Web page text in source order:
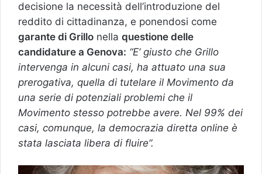
decisione la necessità dell’introduzione del
reddito di cittadinanza, e ponendosi come
garante di Grillo nella questione delle
candidature a Genova: “E’ giusto che Grillo
intervenga in alcuni casi, ha attuato una sua
prerogativa, quella di tutelare il Movimento da
una serie di potenziali problemi che il
Movimento stesso potrebbe avere. Nel 99% dei
casi, comunque, la democrazia diretta online è
stata lasciata libera di fluire”.